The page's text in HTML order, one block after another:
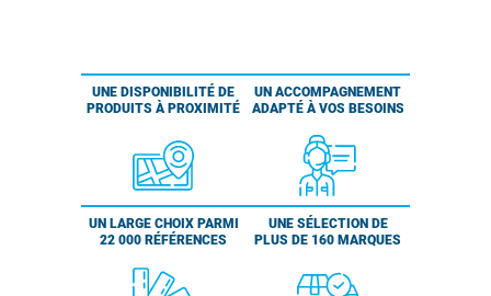
UNE DISPONIBILITÉ DE
PRODUITS À PROXIMITÉ
UN ACCOMPAGNEMENT
ADAPTÉ À VOS BESOINS
UN LARGE CHOIX PARMI
22 000 RÉFÉRENCES
UNE SÉLECTION DE
PLUS DE 160 MARQUES